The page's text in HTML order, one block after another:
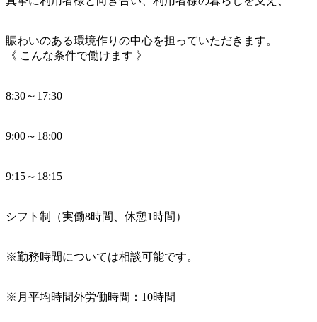
賑わいのある環境作りの中心を担っていただきます。
《 こんな条件で働けます 》
8:30～17:30
9:00～18:00
9:15～18:15
シフト制（実働8時間、休憩1時間）
※勤務時間については相談可能です。
※月平均時間外労働時間：10時間